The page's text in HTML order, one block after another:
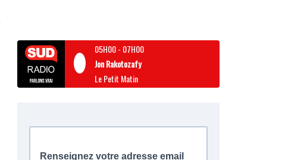
05H00- 07H00
Jon Rakotozafy
Le Petit Matin